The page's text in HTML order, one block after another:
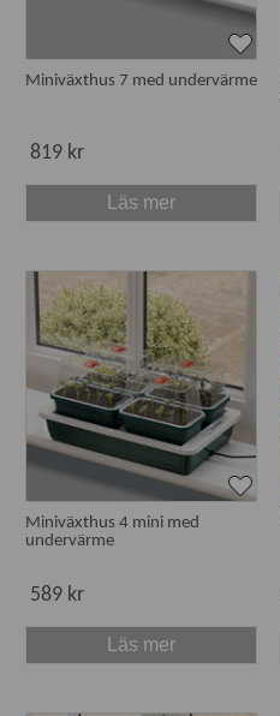
Miniväxthus 7 med undervärme
819 kr
Läs mer
Miniväxthus 4 mini med
undervärme
589 kr
Läs mer